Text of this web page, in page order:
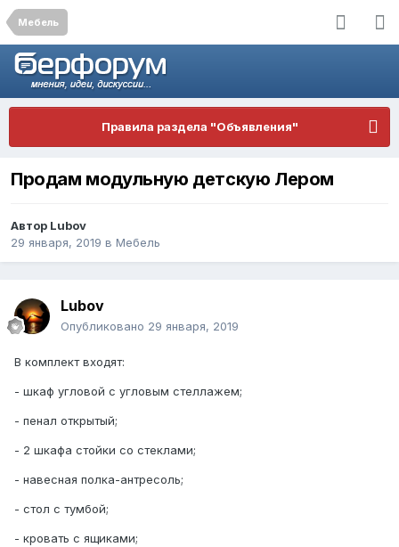
Мебель
Правила раздела "Объявления"
Продам модульную детскую Лером
Автор Lubov
29 января, 2019 в Мебель
Lubov
Опубликовано 29 января, 2019
В комплект входят:
- шкаф угловой с угловым стеллажем;
- пенал открытый;
- 2 шкафа стойки со стеклами;
- навесная полка-антресоль;
- стол с тумбой;
- кровать с ящиками;